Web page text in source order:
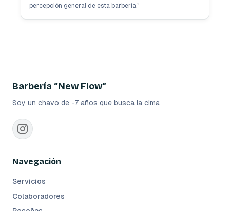
percepción general de esta barbería."
Barbería “New Flow”
Soy un chavo de -7 años que busca la cima
Navegación
Servicios
Colaboradores